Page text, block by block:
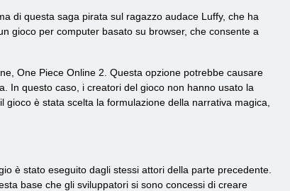
di questa saga pirata sul ragazzo audace Luffy, che ha
gioco per computer basato su browser, che consente a
One Piece Online 2. Questa opzione potrebbe causare
In questo caso, i creatori del gioco non hanno usato la
è stata scelta la formulazione della narrativa magica,
è stato eseguito dagli stessi attori della parte precedente.
base che gli sviluppatori si sono concessi di creare